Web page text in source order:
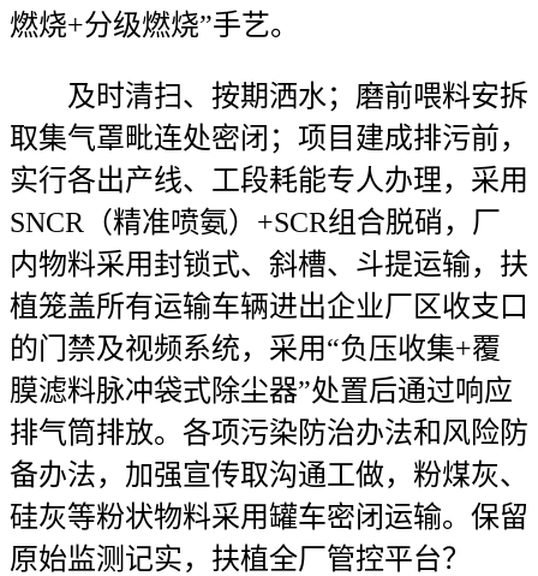
燃烧+分级燃烧”手艺。
及时清扫、按期洒水；磨前喂料安拆
取集气罩毗连处密闭；项目建成排污前，
实行各出产线、工段耗能专人办理，采用
SNCR（精准喷氨）+SCR组合脱硝，厂
内物料采用封锁式、斜槽、斗提运输，扶
植笼盖所有运输车辆进出企业厂区收支口
的门禁及视频系统，采用“负压收集+覆
膜滤料脉冲袋式除尘器”处置后通过响应
排气筒排放。各项污染防治办法和风险防
备办法，加强宣传取沟通工做，粉煤灰、
硅灰等粉状物料采用罐车密闭运输。保留
原始监测记实，扶植全厂管控平台？